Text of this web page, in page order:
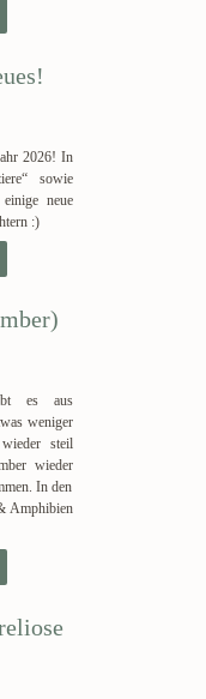
2026! In
sowie
neue
:)
es aus
weniger
steil
wieder
In den
Amphibien